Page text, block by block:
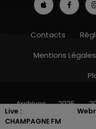
Live :
CHAMPAGNE FM
Contacts
Mentions Légales
Archives 2026